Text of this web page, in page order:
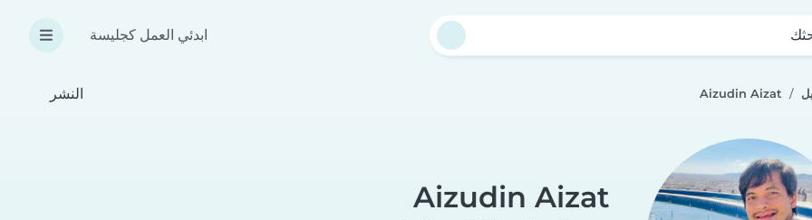
ابدئي العمل كجليسة
Aizudin Aizat النشر
Aizudin Aizat